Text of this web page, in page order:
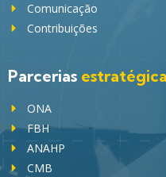
Comunicação
Contribuições
Parcerias
ONA
FBH
ANAHP
CMB